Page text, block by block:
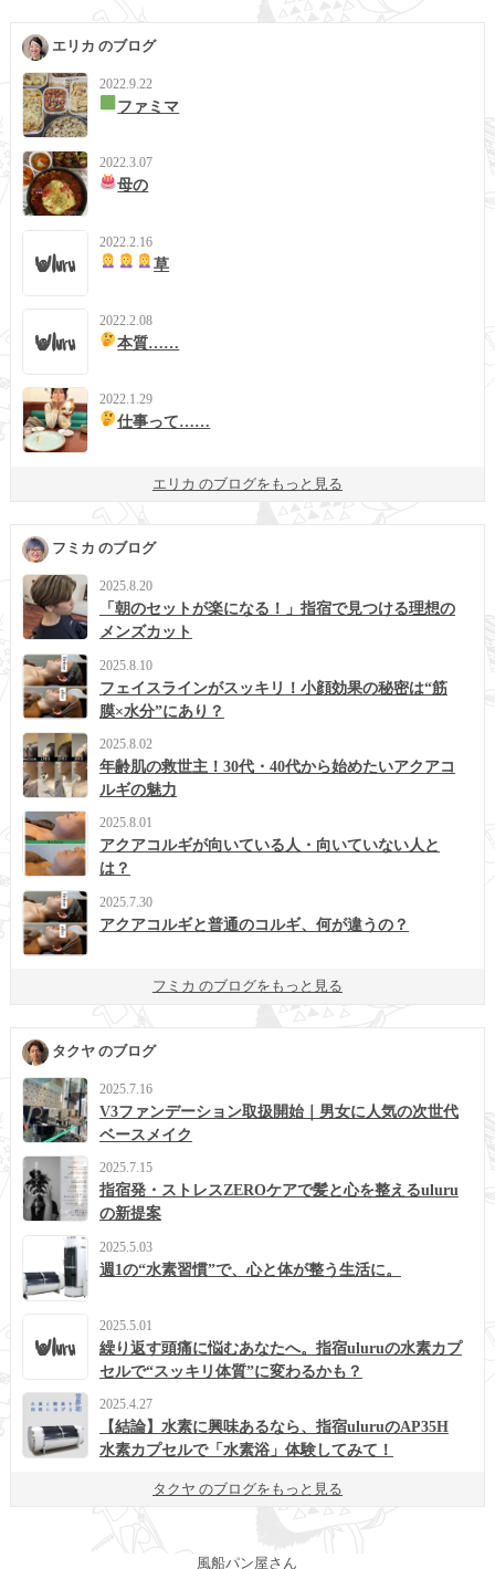
エリカ のブログ
2022.9.22
ファミマ
2022.3.07
母の
2022.2.16
草
2022.2.08
本質……
2022.1.29
仕事って……
エリカ のブログをもっと見る
フミカ のブログ
2025.8.20
「朝のセットが楽になる！」指宿で見つける理想の
メンズカット
2025.8.10
フェイスラインがスッキリ！小顔効果の秘密は“筋
膜×水分”にあり？
2025.8.02
年齢肌の救世主！30代・40代から始めたいアクアコ
ルギの魅力
2025.8.01
アクアコルギが向いている人・向いていない人と
は？
2025.7.30
アクアコルギと普通のコルギ、何が違うの？
フミカ のブログをもっと見る
タクヤ のブログ
2025.7.16
V3ファンデーション取扱開始｜男女に人気の次世代
ベースメイク
2025.7.15
指宿発・ストレスZEROケアで髪と心を整えるuluru
の新提案
2025.5.03
週1の“水素習慣”で、心と体が整う生活に。
2025.5.01
繰り返す頭痛に悩むあなたへ。指宿uluruの水素カプ
セルで“スッキリ体質”に変わるかも？
2025.4.27
【結論】水素に興味あるなら、指宿uluruのAP35H
水素カプセルで「水素浴」体験してみて！
タクヤ のブログをもっと見る
風船パン屋さん